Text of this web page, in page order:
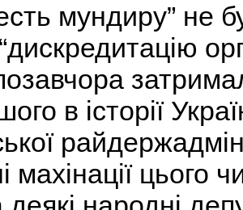
мундиру” не
в історії
махінації цього